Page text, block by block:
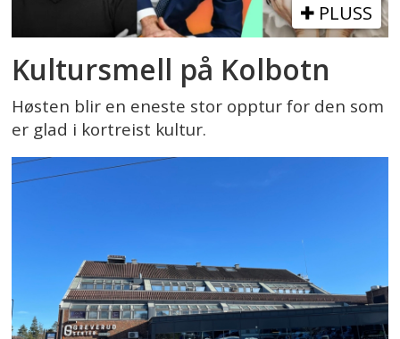
PLUSS
Kultursmell på Kolbotn
Høsten blir en eneste stor opptur for den som
er glad i kortreist kultur.